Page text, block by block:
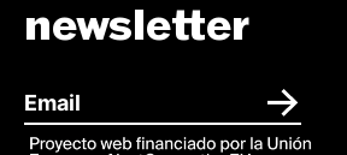
newsletter